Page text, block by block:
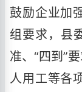
鼓励企业加
组要求，县
准、“四到”
人用工等各